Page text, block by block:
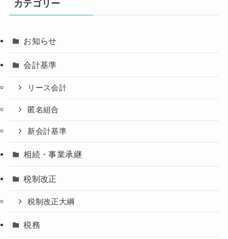
カテゴリー
お知らせ
会計基準
リース会計
匿名組合
新会計基準
相続・事業承継
税制改正
税制改正大綱
税務